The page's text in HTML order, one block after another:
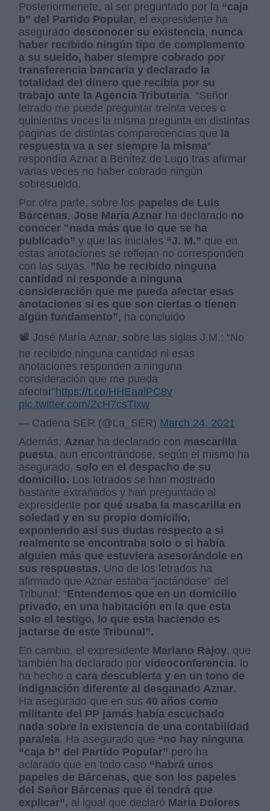
Posteriormenete, al ser preguntado por la “caja
b” del Partido Popular, el expresidente ha
asegurado desconocer su existencia, nunca
haber recibido ningún tipo de complemento
a su sueldo, haber siempre cobrado por
transferencia bancaria y declarado la
totalidad del dinero que recibía por su
trabajo ante la Agencia Tributaria. “Señor
letrado me puede preguntar treinta veces o
quinientas veces la misma pregunta en distintas
paginas de distintas comparecencias que la
respuesta va a ser siempre la misma”
respondía Aznar a Benítez de Lugo tras afirmar
varias veces no haber cobrado ningún
sobresueldo.
Por otra parte, sobre los papeles de Luis
Bárcenas, Jose María Aznar ha declarado no
conocer "nada más que lo que se ha
publicado” y que las iniciales “J. M.” que en
estas anotaciones se reflejan no corresponden
con las suyas. ”No he recibido ninguna
cantidad ni responde a ninguna
consideración que me pueda afectar esas
anotaciones si es que son ciertas o tienen
algún fundamento”, ha concluido
📽 José María Aznar, sobre las siglas J.M.: “No
he recibido ninguna cantidad ni esas
anotaciones responden a ninguna
consideración que me pueda
afectar” https://t.co/HHEaalPC8v
pic.twitter.com/ZcH7csTlxw
— Cadena SER (@La_SER) March 24, 2021
Además, Aznar ha declarado con mascarilla
puesta, aun encontrándose, según el mismo ha
asegurado, solo en el despacho de su
domicilio. Los letrados se han mostrado
bastante extrañados y han preguntado al
expresidente por qué usaba la mascarilla en
soledad y en su propio domicilio,
exponiendo así sus dudas respecto a si
realmente se encontraba solo o si había
alguien más que estuviera asesorándole en
sus respuestas. Uno de los letrados ha
afirmado que Aznar estaba “jactándose” del
Tribunal: “Entendemos que en un domicilio
privado, en una habitación en la que esta
solo el testigo, lo que esta haciendo es
jactarse de este Tribunal”.
En cambio, el expresidente Mariano Rajoy, que
también ha declarado porvideoconferencia, lo
ha hecho a cara descubierta y en un tono de
indignación diferente al desganado Aznar.
Ha asegurado que en sus40 años como
militante del PP jamás había escuchado
nada sobre la existencia de una contabilidad
paralela. Ha asegurado que “no hay ninguna
“caja b” del Partido Popular” pero ha
aclarado que en todo caso “habrá unos
papeles de Bárcenas, que son los papeles
del Señor Bárcenas que él tendrá que
explicar”, al igual que declaró María Dolores